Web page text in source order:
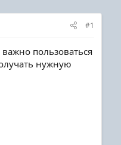
#1
пользоваться
нужную